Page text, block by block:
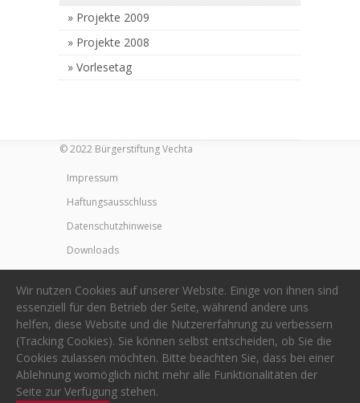
Projekte 2009
Projekte 2008
Vorlesetag
© 2022 Bürgerstiftung Vechta
Impressum
Haftungsausschluss
Datenschutzhinweise
Downloads
Wir nutzen Cookies auf unserer Website. Einige von ihnen sind
essenziell für den Betrieb der Seite, während andere uns
helfen, diese Website und die Nutzererfahrung zu verbessern
(Tracking Cookies). Sie können selbst entscheiden, ob Sie die
Cookies zulassen möchten. Bitte beachten Sie, dass bei einer
Ablehnung womöglich nicht mehr alle Funktionalitäten der
Seite zur Verfügung stehen.